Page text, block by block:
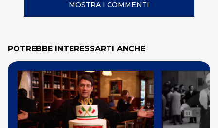
MOSTRA I COMMENTI
POTREBBE INTERESSARTI ANCHE